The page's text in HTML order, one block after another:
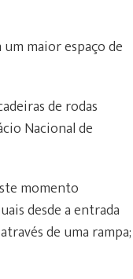
maior espaço de
de rodas
Nacional de
momento
desde a entrada
de uma rampa;